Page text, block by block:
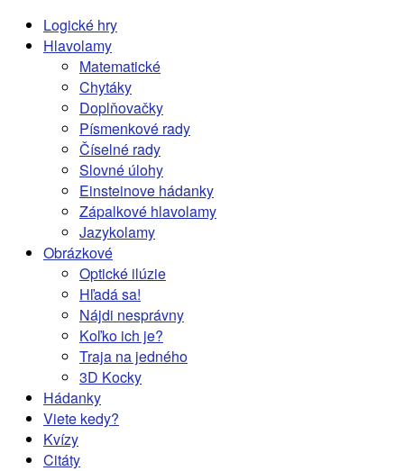
Logické hry
Hlavolamy
Matematické
Chytáky
Doplňovačky
Písmenkové rady
Číselné rady
Slovné úlohy
Einsteinove hádanky
Zápalkové hlavolamy
Jazykolamy
Obrázkové
Optické ilúzie
Hľadá sa!
Nájdi nesprávny
Koľko ich je?
Traja na jedného
3D Kocky
Hádanky
Viete kedy?
Kvízy
Citáty